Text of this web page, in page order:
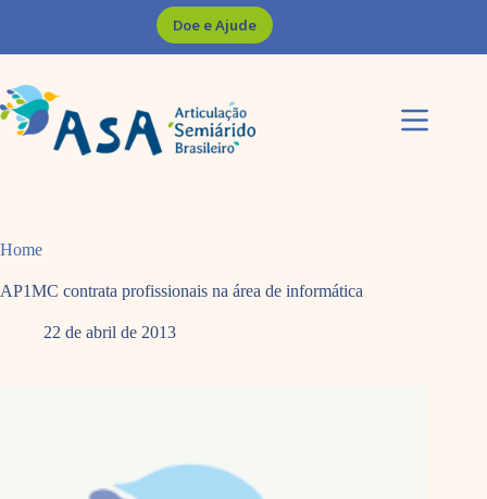
Doe e Ajude
Home
AP1MC contrata profissionais na área de informática
22 de abril de 2013